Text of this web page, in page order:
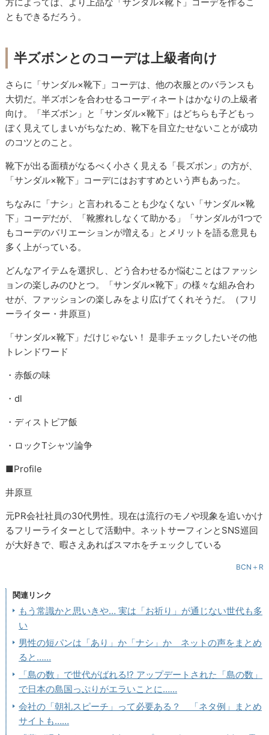
ともできるだろう。
半ズボンとのコーデは上級者向け
さらに「サンダル×靴下」コーデは、他の衣服とのバランスも
大切だ。半ズボンを合わせるコーディネートはかなりの上級者
向け。「半ズボン」と「サンダル×靴下」はどちらも子どもっ
ぽく見えてしまいがちなため、靴下を目立たせないことが成功
のコツとのこと。
靴下が出る面積がなるべく小さく見える「長ズボン」の方が、
「サンダル×靴下」コーデにはおすすめという声もあった。
ちなみに「ナシ」と言われることも少なくない「サンダル×靴
下」コーデだが、「靴擦れしなくて助かる」「サンダルが1つで
もコーデのバリエーションが増える」とメリットを語る意見も
多く上がっている。
どんなアイテムを選択し、どう合わせるか悩むことはファッシ
ョンの楽しみのひとつ。「サンダル×靴下」の様々な組み合わ
せが、ファッションの楽しみをより広げてくれそうだ。（フリ
ーライター・井原亘）
「サンダル×靴下」だけじゃない！ 是非チェックしたいその他
トレンドワード
・赤飯の味
・dl
・ディストピア飯
・ロックTシャツ論争
■Profile
井原亘
元PR会社社員の30代男性。現在は流行のモノや現象を追いかけ
るフリーライターとして活動中。ネットサーフィンとSNS巡回
が大好きで、暇さえあればスマホをチェックしている
BCN＋R
関連リンク
もう常識かと思いきや… 実は「お祈り」が通じない世代も多
い
男性の短パンは「あり」か「ナシ」か ネットの声をまとめ
ると……
「島の数」で世代がばれる!? アップデートされた「島の数」
で日本の島国っぷりがエラいことに……
会社の「朝礼スピーチ」って必要ある？ 「ネタ例」まとめ
サイトも……